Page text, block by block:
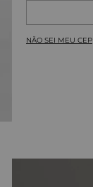
NÃO SEI MEU CEP